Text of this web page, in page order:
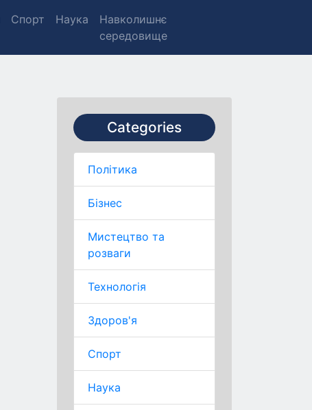
Спорт Наука
Навколишнє
середовище
Categories
Політика
Бізнес
Мистецтво та
розваги
Технологія
Здоров'я
Спорт
Наука